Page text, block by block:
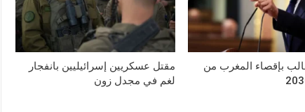
بإقصاء المغرب من
مقتل عسكريين إسرائيليين بانفجار
لغم في مجدل زون